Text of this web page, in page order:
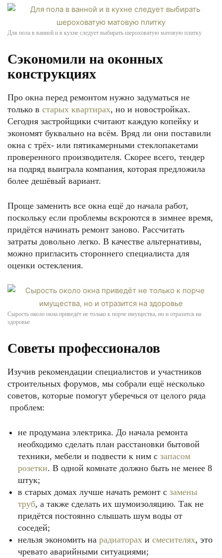
Для пола в ванной и в кухне следует выбирать шероховатую матовую плитку
Сэкономили на оконных
конструкциях
Про окна перед ремонтом нужно задуматься не
только в старых квартирах, но и новостройках.
Сегодня застройщики считают каждую копейку и
экономят буквально на всём. Вряд ли они поставили
окна с трёх- или пятикамерными стеклопакетами
проверенного производителя. Скорее всего, тендер
на подряд выиграла компания, которая предложила
более дешёвый вариант.
Проще заменить все окна ещё до начала работ,
поскольку если проблемы вскроются в зимнее время,
придётся начинать ремонт заново. Рассчитать
затраты довольно легко. В качестве альтернативы,
можно пригласить стороннего специалиста для
оценки остекления.
Сырость около окна приведёт не только к порче имущества, но и отразится на
здоровье
Советы профессионалов
Изучив рекомендации специалистов и участников
строительных форумов, мы собрали ещё несколько
советов, которые помогут уберечься от целого ряда
проблем:
не продумана электрика. До начала ремонта
необходимо сделать план расстановки бытовой
техники, мебели и подвести к ним c запасом
розетки. В одной комнате должно быть не менее 8
штук;
в старых домах лучше начать ремонт с замены
труб, а также сделать их шумоизоляцию. Так не
придётся постоянно слышать шум воды от
соседей;
нельзя экономить на радиаторах и смесителях, это
чревато аварийными ситуациями;